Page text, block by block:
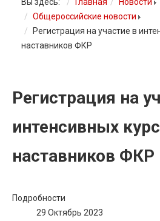
Общероссийские новости
Регистрация на участие в
наставников ФКР
Регистрация на
интенсивных
наставников ФКР
Подробности
29 Октябрь 2023